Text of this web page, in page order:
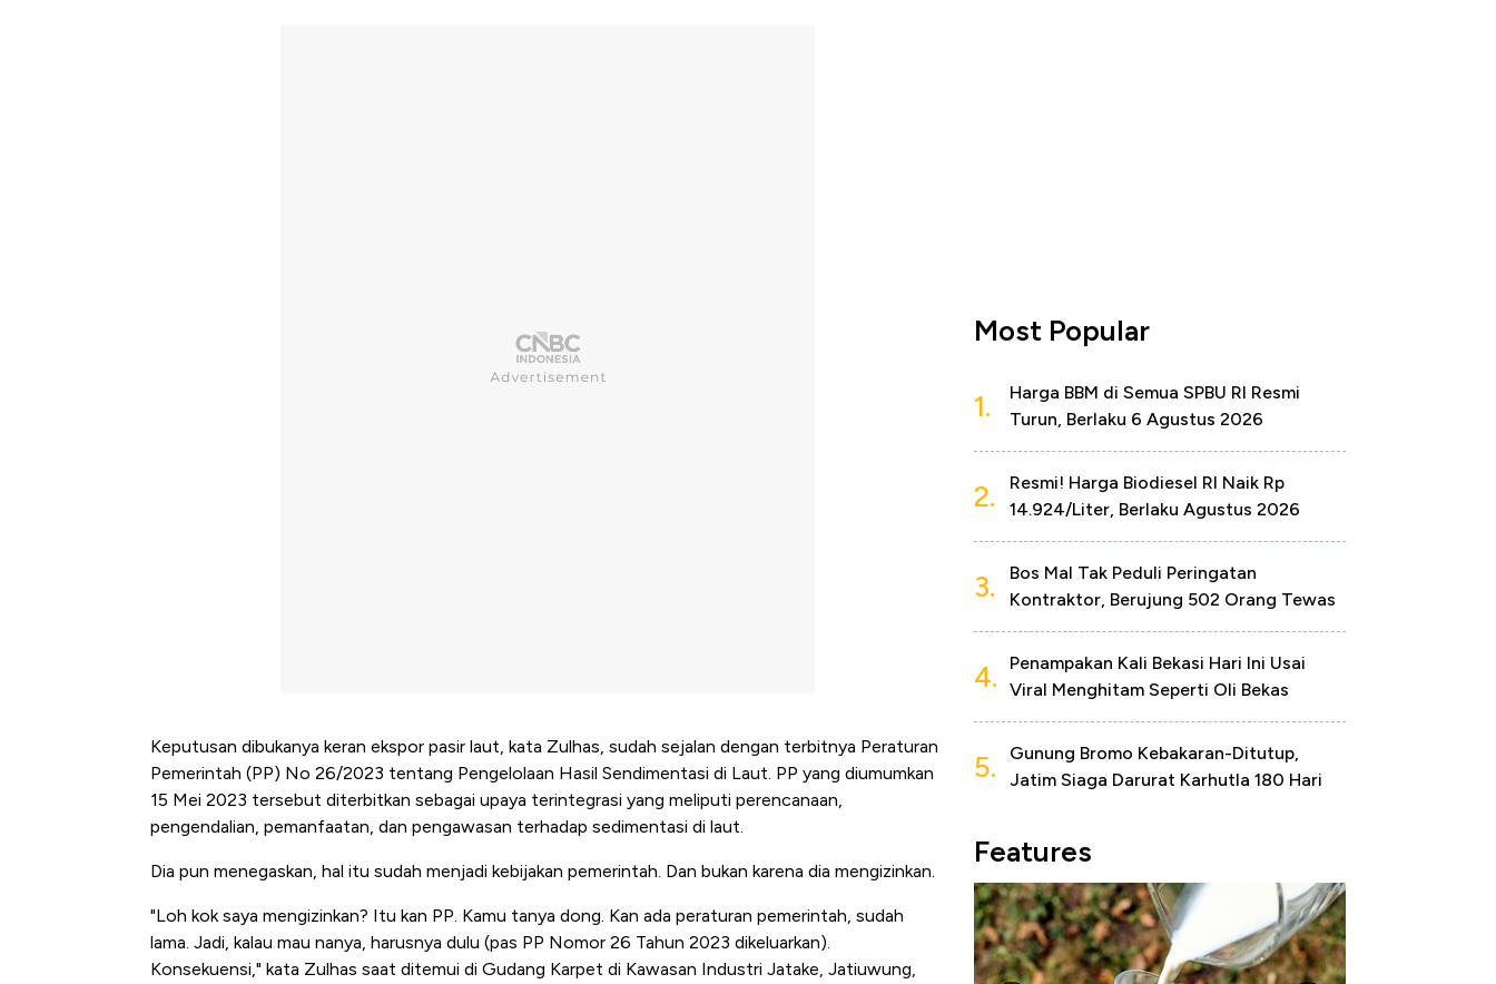
Keputusan dibukanya keran ekspor pasir laut, kata Zulhas, sudah sejalan dengan terbitnya Peraturan
Pemerintah (PP) No 26/2023 tentang Pengelolaan Hasil Sendimentasi di Laut. PP yang diumumkan
15 Mei 2023 tersebut diterbitkan sebagai upaya terintegrasi yang meliputi perencanaan,
pengendalian, pemanfaatan, dan pengawasan terhadap sedimentasi di laut.
Dia pun menegaskan, hal itu sudah menjadi kebijakan pemerintah. Dan bukan karena dia mengizinkan.
"Loh kok saya mengizinkan? Itu kan PP. Kamu tanya dong. Kan ada peraturan pemerintah, sudah
lama. Jadi, kalau mau nanya, harusnya dulu (pas PP Nomor 26 Tahun 2023 dikeluarkan).
Konsekuensi," kata Zulhas saat ditemui di Gudang Karpet di Kawasan Industri Jatake, Jatiuwung,
Most Popular
1.
Harga BBM di Semua SPBU RI Resmi
Turun, Berlaku 6 Agustus 2026
2.
Resmi! Harga Biodiesel RI Naik Rp
14.924/Liter, Berlaku Agustus 2026
3.
Bos Mal Tak Peduli Peringatan
Kontraktor, Berujung 502 Orang Tewas
4.
Penampakan Kali Bekasi Hari Ini Usai
Viral Menghitam Seperti Oli Bekas
5.
Gunung Bromo Kebakaran-Ditutup,
Jatim Siaga Darurat Karhutla 180 Hari
Features